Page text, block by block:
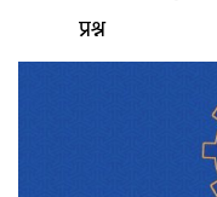
प्रश्न